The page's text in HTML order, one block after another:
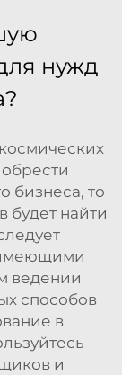
нужд
бизнеса, то
будет найти
имеющими
ведении
способов
в
и